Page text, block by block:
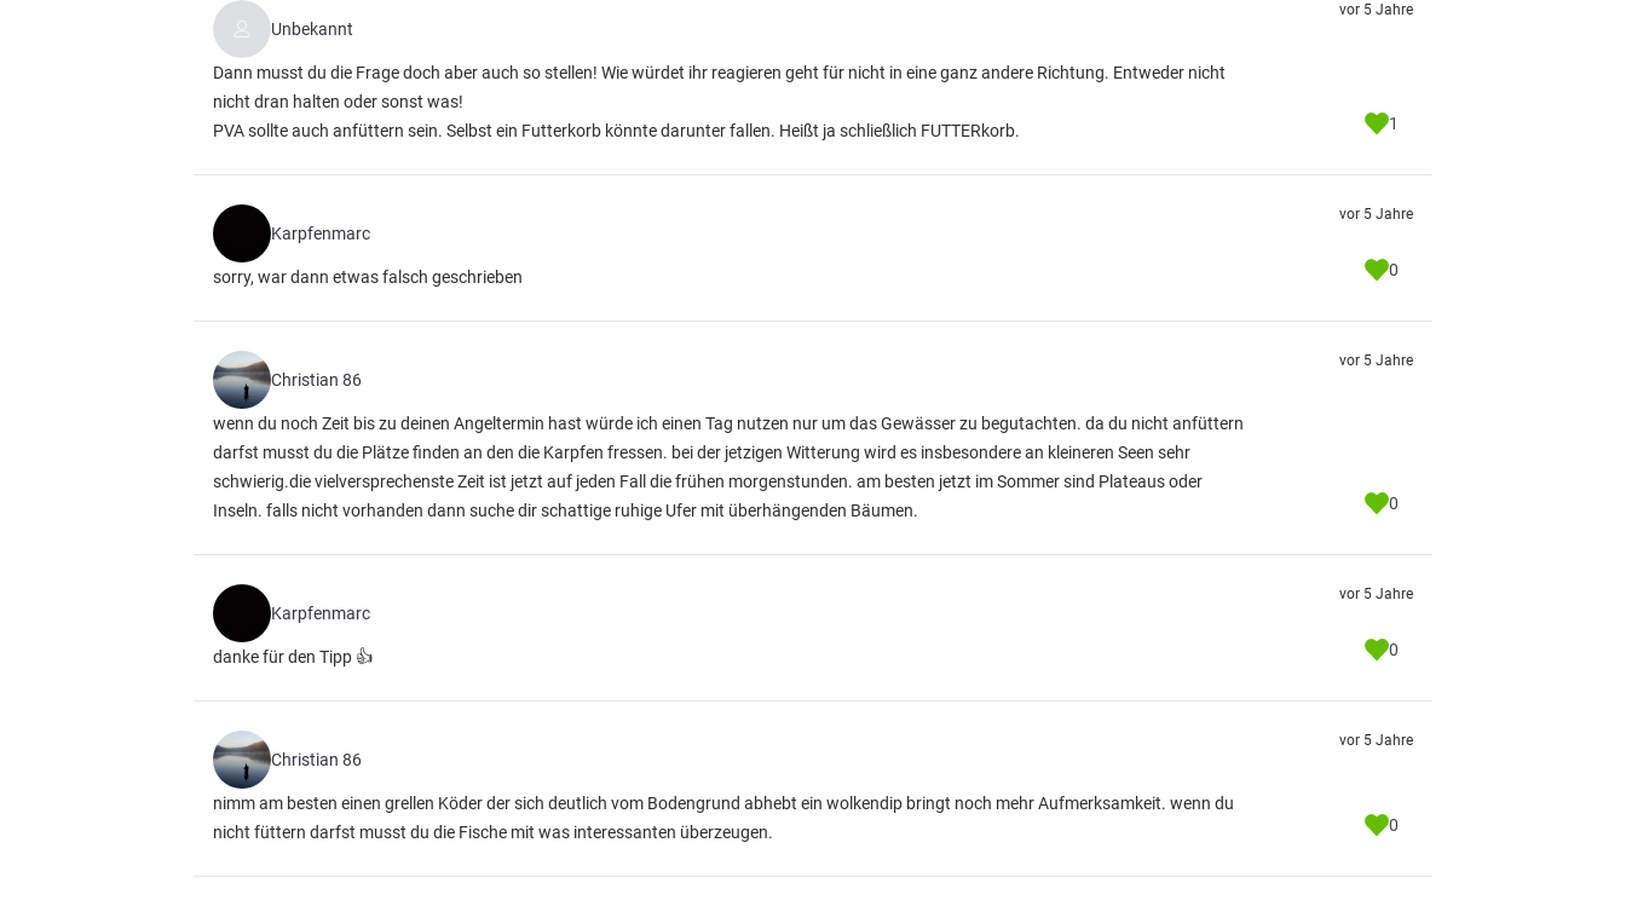
Unbekannt
Dann musst du die Frage doch aber auch so stellen! Wie würdet ihr reagieren geht für nicht in eine ganz andere Richtung. Entweder nicht
nicht dran halten oder sonst was!
PVA sollte auch anfüttern sein. Selbst ein Futterkorb könnte darunter fallen. Heißt ja schließlich FUTTERkorb.
vor 5 Jahre
1
Karpfenmarc
sorry, war dann etwas falsch geschrieben
vor 5 Jahre
0
Christian 86
wenn du noch Zeit bis zu deinen Angeltermin hast würde ich einen Tag nutzen nur um das Gewässer zu begutachten. da du nicht anfüttern
darfst musst du die Plätze finden an den die Karpfen fressen. bei der jetzigen Witterung wird es insbesondere an kleineren Seen sehr
schwierig.die vielversprechenste Zeit ist jetzt auf jeden Fall die frühen morgenstunden. am besten jetzt im Sommer sind Plateaus oder
Inseln. falls nicht vorhanden dann suche dir schattige ruhige Ufer mit überhängenden Bäumen.
vor 5 Jahre
0
Karpfenmarc
danke für den Tipp 👍
vor 5 Jahre
0
Christian 86
nimm am besten einen grellen Köder der sich deutlich vom Bodengrund abhebt ein wolkendip bringt noch mehr Aufmerksamkeit. wenn du
nicht füttern darfst musst du die Fische mit was interessanten überzeugen.
vor 5 Jahre
0